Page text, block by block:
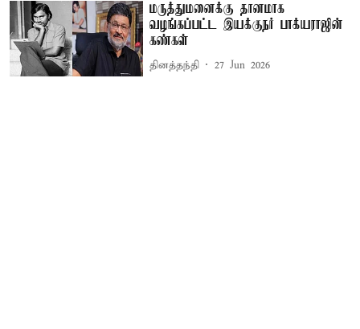
மருத்துமனைக்கு தானமாக
வழங்கப்பட்ட இயக்குநர் பாக்யராஜின்
கண்கள்
தினத்தந்தி 27 Jun 2026